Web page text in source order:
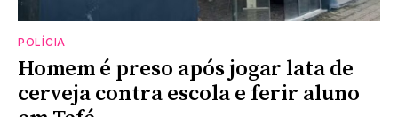
POLÍCIA
Homem é preso após jogar lata de
cerveja contra escola e ferir aluno